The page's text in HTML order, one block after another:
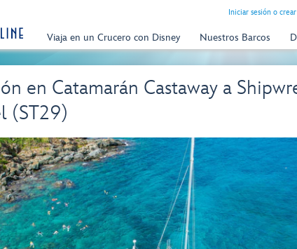
Iniciar sesión o
Viaja en un Crucero con Disney Nuestros Barcos
en Catamarán Castaway a
(ST29)